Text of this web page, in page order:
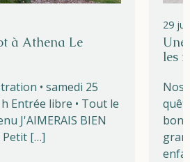
à Athena Le
• samedi 25
Entrée libre • Tout le
J'AIMERAIS BIEN
Petit […]
29
les
Nos